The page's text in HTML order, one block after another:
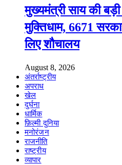
मुख्यमंत्री साय की
मुक्तिधाम, 6671
लिए शौचालय
August 8, 2026
अंतर्राष्ट्रीय
अपराध
खेल
दुर्घना
धार्मिक
फ़िल्मी दुनिया
मनोरंजन
राजनीति
राष्ट्रीय
व्यापार